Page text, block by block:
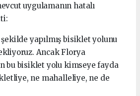
uygulamanın hatalı
yapılmış bisiklet yolunu
Ancak Florya
bu bisiklet yolu kimseye fayda
ne mahalleliye, ne de